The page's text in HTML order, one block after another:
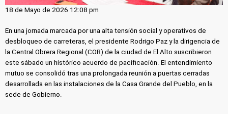
18 de Mayo de 2026 12:08 pm
En una jornada marcada por una alta tensión social y operativos de
desbloqueo de carreteras, el presidente Rodrigo Paz y la dirigencia de
la Central Obrera Regional (COR) de la ciudad de El Alto suscribieron
este sábado un histórico acuerdo de pacificación. El entendimiento
mutuo se consolidó tras una prolongada reunión a puertas cerradas
desarrollada en las instalaciones de la Casa Grande del Pueblo, en la
sede de Gobierno.